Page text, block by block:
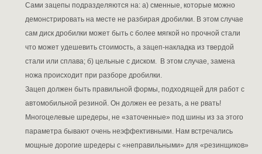
Сами зацепы подразделяются на: а) сменные, которые можно
демонстрировать на месте не разбирая дробилки. В этом случае
сам диск дробилки может быть с более мягкой но прочной стали
что может удешевить стоимость, а зацеп-накладка из твердой
стали или сплава; б) цельные с диском. В этом случае, замена
ножа происходит при разборе дробилки.
Зацеп должен быть правильной формы, подходящей для работ с
автомобильной резиной. Он должен ее резать, а не рвать!
Многоцелевые шредеры, не «заточенные» под шины из за этого
параметра бывают очень неэффективными. Нам встречались
мощные дорогие шредеры с «неправильными» для «резинщиков»